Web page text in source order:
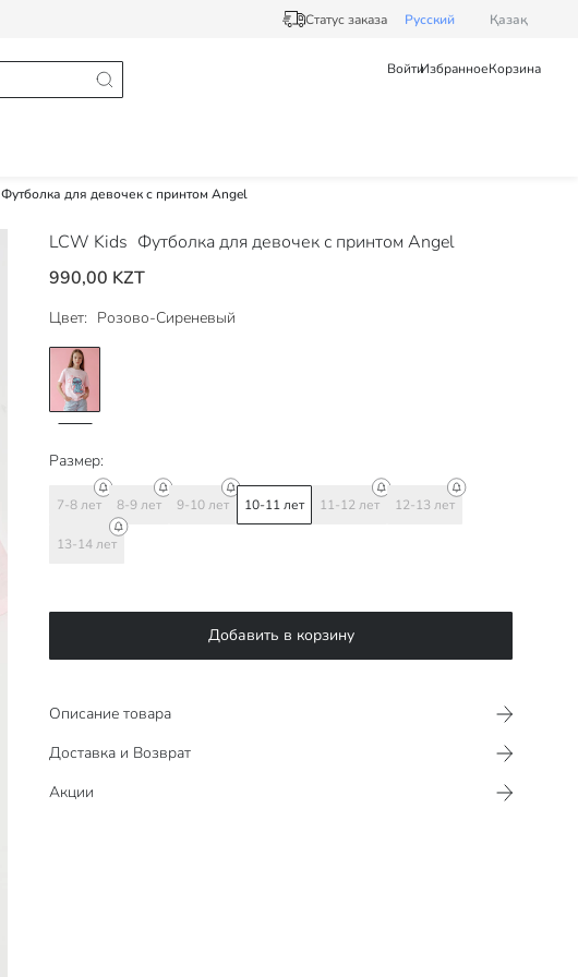
Статус заказа Pусский Қазақ
ВойтиИзбранноеКорзина
Футболка для девочек с принтом Angel
LCW Kids Футболка для девочек с принтом Angel
990,00 KZT
Цвет: Розово-Сиреневый
Размер:
7-8 лет 8-9 лет 9-10 лет 10-11 лет 11-12 лет 12-13 лет
13-14 лет
Добавить в корзину
Описание товара
Доставка и Возврат
Акции